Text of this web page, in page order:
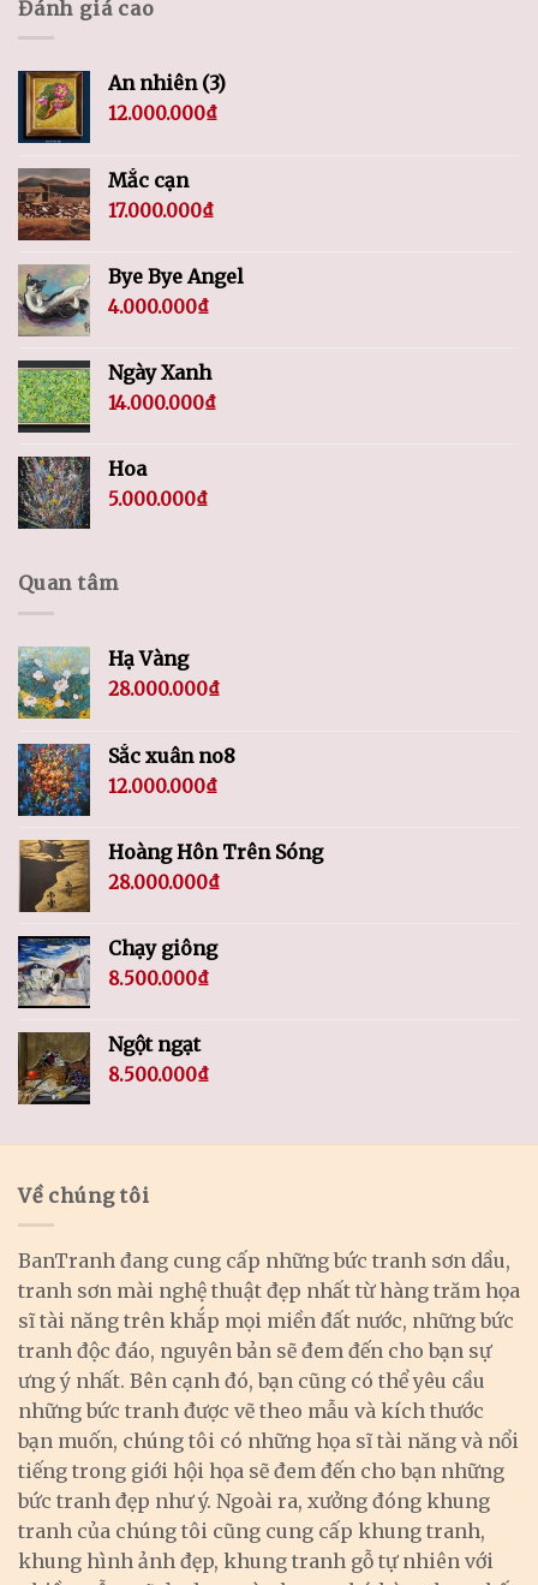
Đánh giá cao
An nhiên (3)
12.000.000₫
Mắc cạn
17.000.000₫
Bye Bye Angel
4.000.000₫
Ngày Xanh
14.000.000₫
Hoa
5.000.000₫
Quan tâm
Hạ Vàng
28.000.000₫
Sắc xuân no8
12.000.000₫
Hoàng Hôn Trên Sóng
28.000.000₫
Chạy giông
8.500.000₫
Ngột ngạt
8.500.000₫
Về chúng tôi
BanTranh đang cung cấp những bức tranh sơn dầu,
tranh sơn mài nghệ thuật đẹp nhất từ hàng trăm họa
sĩ tài năng trên khắp mọi miền đất nước, những bức
tranh độc đáo, nguyên bản sẽ đem đến cho bạn sự
ưng ý nhất. Bên cạnh đó, bạn cũng có thể yêu cầu
những bức tranh được vẽ theo mẫu và kích thước
bạn muốn, chúng tôi có những họa sĩ tài năng và nổi
tiếng trong giới hội họa sẽ đem đến cho bạn những
bức tranh đẹp như ý. Ngoài ra, xưởng đóng khung
tranh của chúng tôi cũng cung cấp khung tranh,
khung hình ảnh đẹp, khung tranh gỗ tự nhiên với